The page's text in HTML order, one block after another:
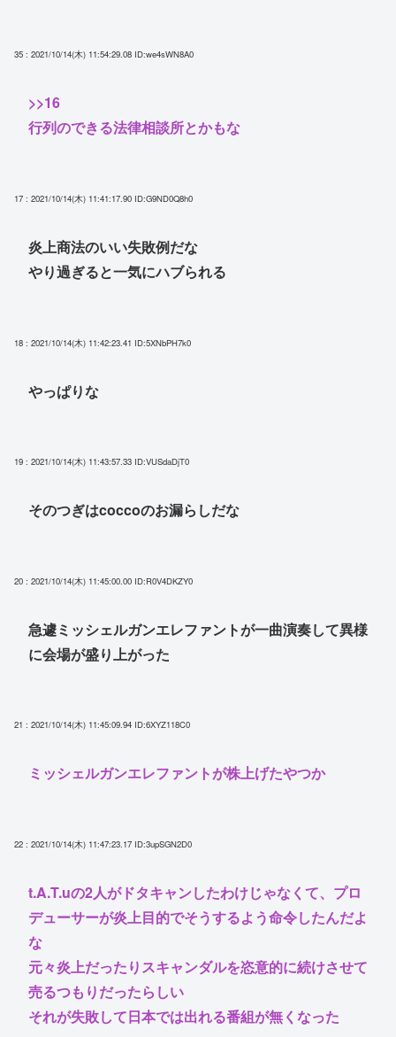
35 : 2021/10/14(木) 11:54:29.08 ID:we4sWN8A0
>>16
行列のできる法律相談所とかもな
17 : 2021/10/14(木) 11:41:17.90 ID:G9ND0Q8h0
炎上商法のいい失敗例だな
やり過ぎると一気にハブられる
18 : 2021/10/14(木) 11:42:23.41 ID:5XNbPH7k0
やっぱりな
19 : 2021/10/14(木) 11:43:57.33 ID:VUSdaDjT0
そのつぎはcoccoのお漏らしだな
20 : 2021/10/14(木) 11:45:00.00 ID:R0V4DKZY0
急遽ミッシェルガンエレファントが一曲演奏して異様
に会場が盛り上がった
21 : 2021/10/14(木) 11:45:09.94 ID:6XYZ118C0
ミッシェルガンエレファントが株上げたやつか
22 : 2021/10/14(木) 11:47:23.17 ID:3upSGN2D0
t.A.T.uの2人がドタキャンしたわけじゃなくて、プロ
デューサーが炎上目的でそうするよう命令したんだよ
な
元々炎上だったりスキャンダルを恣意的に続けさせて
売るつもりだったらしい
それが失敗して日本では出れる番組が無くなった